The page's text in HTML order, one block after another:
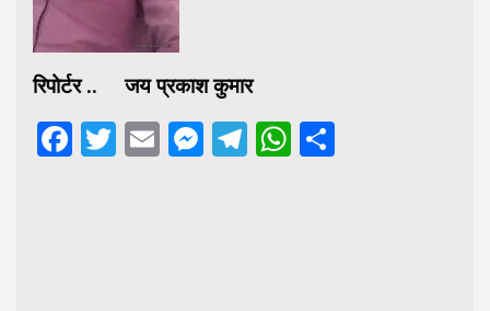
रिपोर्टर .. जय प्रकाश कुमार
Facebook
Twitter
EmailMessenger
Telegram
WhatsApp